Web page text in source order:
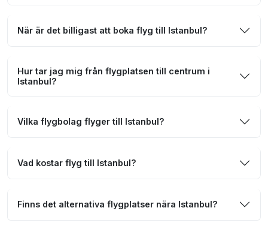
När är det billigast att boka flyg till Istanbul?
Hur tar jag mig från flygplatsen till centrum i
Istanbul?
Vilka flygbolag flyger till Istanbul?
Vad kostar flyg till Istanbul?
Finns det alternativa flygplatser nära Istanbul?